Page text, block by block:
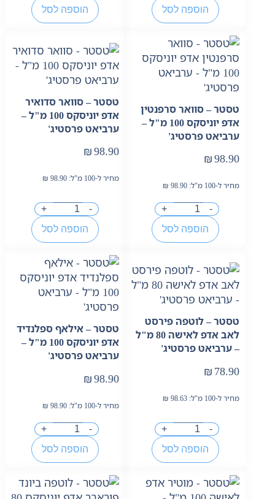
הוספה לסל הוספה לסל
טסטר – סוואר סרפנטין
אדפ יוניסקס 100 מ"ל –
ערביאט פרסטיג'
₪98.90
מחיר ל-100 מ"ל: ₪ 98.90
-
+
הוספה לסל
טסטר – סוואר סדואיר
אדפ יוניסקס 100 מ"ל –
ערביאט פרסטיג'
₪98.90
מחיר ל-100 מ"ל: ₪ 98.90
-
+
הוספה לסל
טסטר – לוטפה פירסט
לאב אדפ לאישה 80 מ"ל
– ערביאט פרסטיג'
₪ 78.90
מחיר ל-100 מ"ל: ₪ 98.63
-
+
הוספה לסל
טסטר – אילאף ספלנדיד
אדפ יוניסקס 100 מ"ל –
ערביאט פרסטיג'
₪98.90
מחיר ל-100 מ"ל: ₪ 98.90
-
+
הוספה לסל